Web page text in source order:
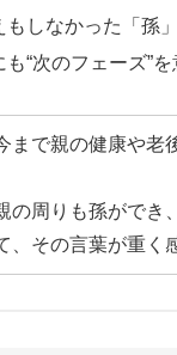
もしなかった「孫
も“次のフェーズ”
まで親の健康や老
の周りも孫ができ
、その言葉が重く